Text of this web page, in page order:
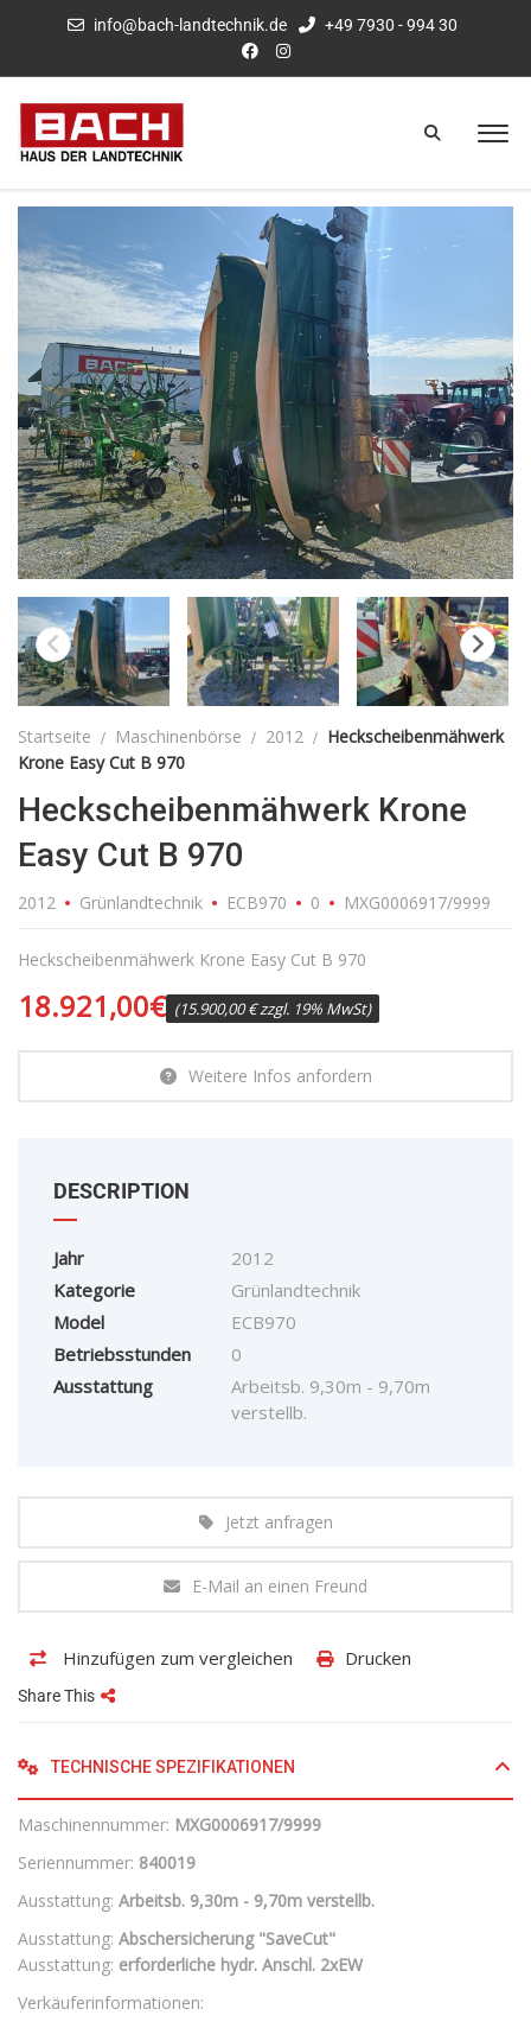
info@bach-landtechnik.de +49 7930 - 994 30
Startseite Maschinenbörse 2012
Heckscheibenmähwerk
Krone Easy Cut B 970
Heckscheibenmähwerk Krone
Easy Cut B 970
2012 Grünlandtechnik ECB970 0 MXG0006917/9999
Heckscheibenmähwerk Krone Easy Cut B 970
18.921,00€ (15.900,00 € zzgl. 19% MwSt)
Weitere Infos anfordern
DESCRIPTION
Jahr
2012
Kategorie
Grünlandtechnik
Model
ECB970
Betriebsstunden
0
Ausstattung
Arbeitsb. 9,30m - 9,70m
verstellb.
Jetzt anfragen
E-Mail an einen Freund
Hinzufügen zum vergleichen Drucken
Share This
TECHNISCHE SPEZIFIKATIONEN
Maschinennummer: MXG0006917/9999
Seriennummer: 840019
Ausstattung: Arbeitsb. 9,30m - 9,70m verstellb.
Ausstattung: Abschersicherung "SaveCut"
Ausstattung: erforderliche hydr. Anschl. 2xEW
Verkäuferinformationen: